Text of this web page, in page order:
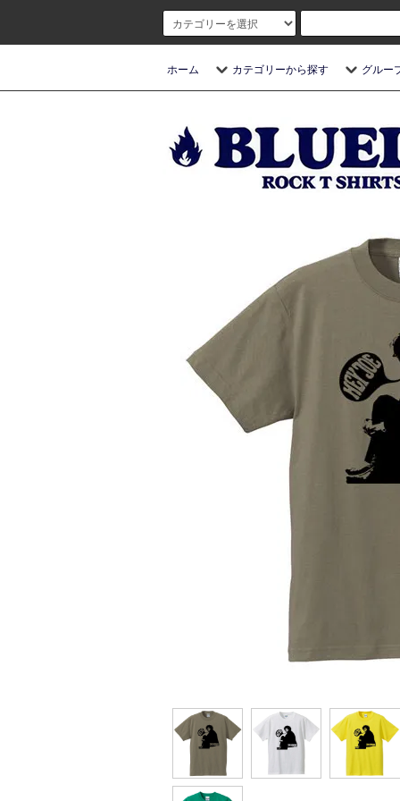
ホーム カテゴリーから探す グルー